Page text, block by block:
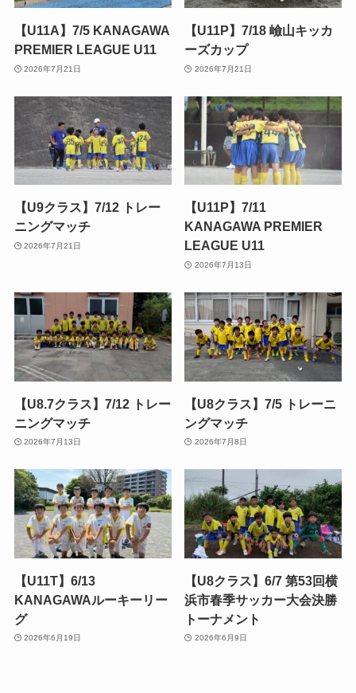
【U11A】7/5 KANAGAWA
PREMIER LEAGUE U11
2026年7月21日
【U11P】7/18 嶮山キッカ
ーズカップ
2026年7月21日
【U9クラス】7/12 トレー
ニングマッチ
2026年7月21日
【U11P】7/11
KANAGAWA PREMIER
LEAGUE U11
2026年7月13日
【U8.7クラス】7/12 トレー
ニングマッチ
2026年7月13日
【U8クラス】7/5 トレーニ
ングマッチ
2026年7月8日
【U11T】6/13
KANAGAWAルーキーリー
グ
2026年6月19日
【U8クラス】6/7 第53回横
浜市春季サッカー大会決勝
トーナメント
2026年6月9日